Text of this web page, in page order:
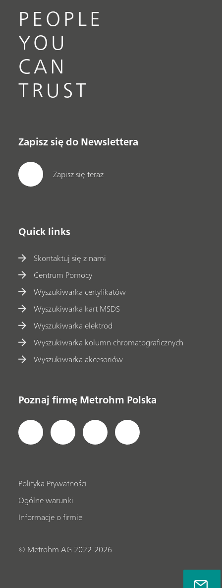
PEOPLE
YOU
CAN
TRUST
Zapisz się do Newslettera
Zapisz się teraz
Quick links
Skontaktuj się z nami
Centrum Pomocy
Wyszukiwarka certyfikatów
Wyszukiwarka kart MSDS
Wyszukiwarka elektrod
Wyszukiwarka kolumn chromatograficznych
Wyszukiwarka akcesoriów
Poznaj firmę Metrohm Polska
Polityka Prywatności
Ogólne warunki
Informacje o firmie
© Metrohm AG 2022-2026